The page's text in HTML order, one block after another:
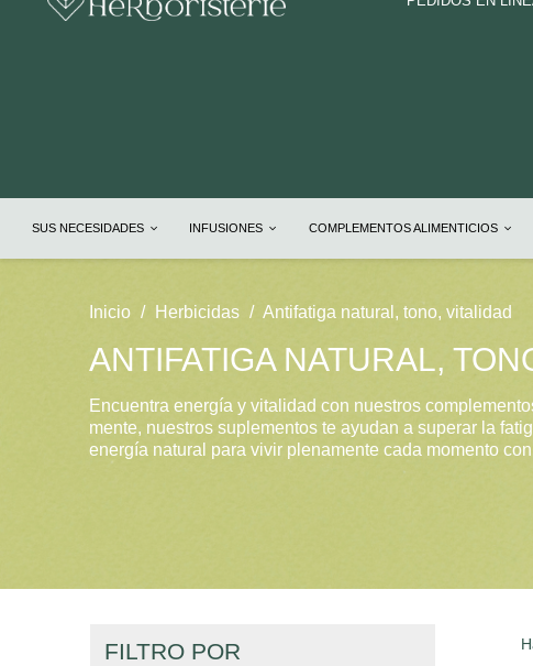
SUS NECESIDADES INFUSIONES COMPLEMENTOS ALIMENTICIOS
Inicio Herbicidas Antifatiga natural, tono, vitalidad
ANTIFATIGA NATURAL,
Encuentra energía y vitalidad con nuestros
mente, nuestros suplementos te ayudan a superar la
energía natural para vivir plenamente cada momento
FILTRO POR